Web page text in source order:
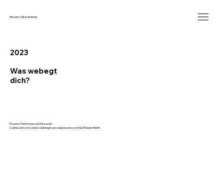
2023
Was webegt
dich?
Proyecto Performance & Educación
Codirección con Lorena Valdenegro en colaboración con AQUITheater Berlin
Beatriz Silva Aranda